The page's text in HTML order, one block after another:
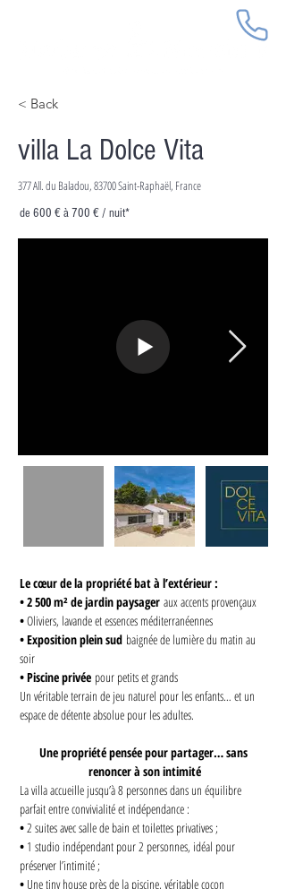
< Back
villa La Dolce Vita
377 All. du Baladou, 83700 Saint-Raphaël, France
de 600 € à 700 € / nuit*
Le cœur de la propriété bat à l’extérieur :
• 2 500 m² de jardin paysager aux accents provençaux
• Oliviers, lavande et essences méditerranéennes
• Exposition plein sud baignée de lumière du matin au
soir
• Piscine privée pour petits et grands
Un véritable terrain de jeu naturel pour les enfants… et un
espace de détente absolue pour les adultes.
Une propriété pensée pour partager… sans
renoncer à son intimité
La villa accueille jusqu’à 8 personnes dans un équilibre
parfait entre convivialité et indépendance :
• 2 suites avec salle de bain et toilettes privatives ;
• 1 studio indépendant pour 2 personnes, idéal pour
préserver l’intimité ;
• Une tiny house près de la piscine, véritable cocon